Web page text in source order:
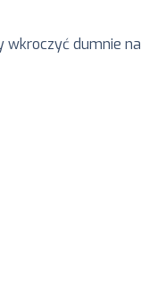
wkroczyć dumnie na